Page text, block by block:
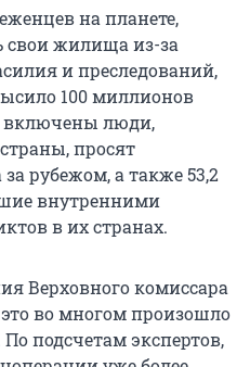
на планете,
жилища из-за
и преследований,
100 миллионов
включены люди,
просят
рубежом, а также 53,2
внутренними
в их странах.
Верховного комиссара
во многом произошло
подсчетам экспертов,